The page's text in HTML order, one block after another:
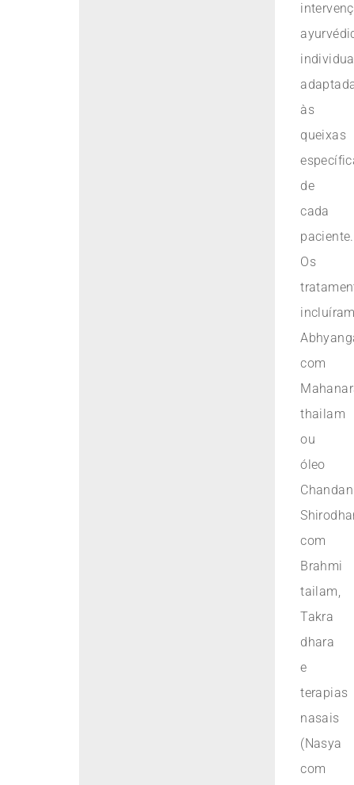
às
queixas
de
cada
paciente.
Os
com
thailam
ou
óleo
com
Brahmi
tailam,
Takra
dhara
e
terapias
nasais
(Nasya
com